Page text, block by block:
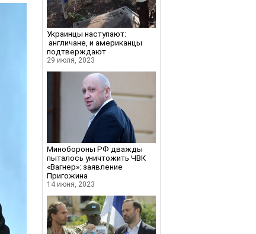
Украинцы наступают:
англичане, и американцы
подтверждают
29 июля, 2023
Минобороны РФ дважды
пыталось уничтожить ЧВК
«Вагнер»: заявление
Пригожина
14 июня, 2023